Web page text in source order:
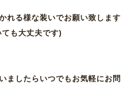
れる様な装いでお願い致します
も大丈夫です)
ましたらいつでもお気軽にお問